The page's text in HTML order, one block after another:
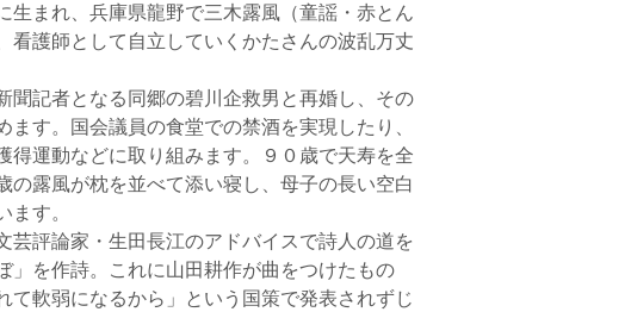
まれ、兵庫県龍野で三木露風（童謡・赤とん
看護師として自立していくかたさんの波乱万丈
記者となる同郷の碧川企救男と再婚し、その
す。国会議員の食堂での禁酒を実現したり、
得運動などに取り組みます。９０歳で天寿を全
の露風が枕を並べて添い寝し、母子の長い空白
ます。
評論家・生田長江のアドバイスで詩人の道を
」を作詩。これに山田耕作が曲をつけたもの
て軟弱になるから」という国策で発表されずじ